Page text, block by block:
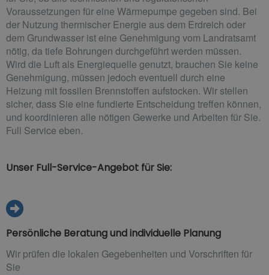
Voraussetzungen für eine Wärmepumpe gegeben sind. Bei
der Nutzung thermischer Energie aus dem Erdreich oder
dem Grundwasser ist eine Genehmigung vom Landratsamt
nötig, da tiefe Bohrungen durchgeführt werden müssen.
Wird die Luft als Energiequelle genutzt, brauchen Sie keine
Genehmigung, müssen jedoch eventuell durch eine
Heizung mit fossilen Brennstoffen aufstocken. Wir stellen
sicher, dass Sie eine fundierte Entscheidung treffen können,
und koordinieren alle nötigen Gewerke und Arbeiten für Sie.
Full Service eben.
Unser Full-Service-Angebot für Sie:
Persönliche Beratung und individuelle Planung
Wir prüfen die lokalen Gegebenheiten und Vorschriften für
Sie